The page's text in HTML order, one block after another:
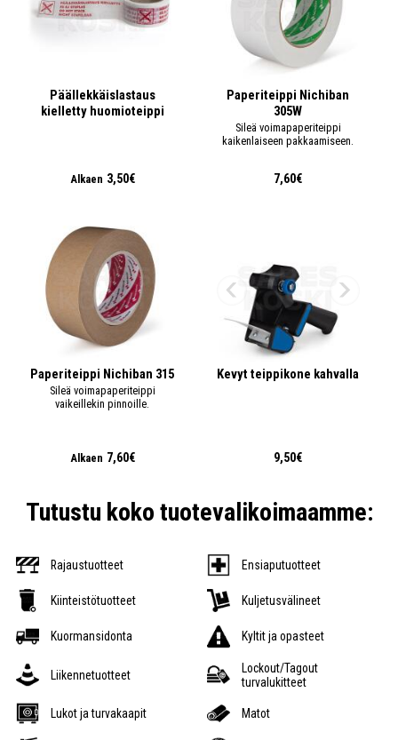
Päällekkäislastaus
kielletty huomioteippi
Alkaen 3,50€
Paperiteippi Nichiban
305W
Sileä voimapaperiteippi
kaikenlaiseen pakkaamiseen.
7,60€
Paperiteippi Nichiban 315
Sileä voimapaperiteippi
vaikeillekin pinnoille.
Alkaen 7,60€
Kevyt teippikone kahvalla
9,50€
Tutustu koko tuotevalikoimaamme:
Rajaustuotteet Ensiaputuotteet
Kiinteistötuotteet Kuljetusvälineet
Kuormansidonta Kyltit ja opasteet
Liikennetuotteet
Lockout/Tagout
turvalukitteet
Lukot ja turvakaapit Matot